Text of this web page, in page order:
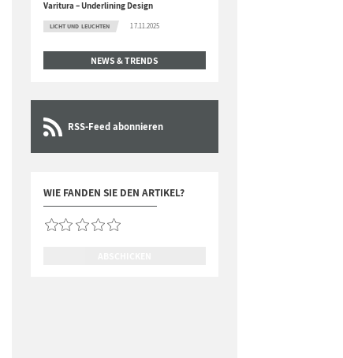
Varitura – Underlining Design
LICHT UND LEUCHTEN 17.11.2025
NEWS & TRENDS
RSS-Feed abonnieren
WIE FANDEN SIE DEN ARTIKEL?